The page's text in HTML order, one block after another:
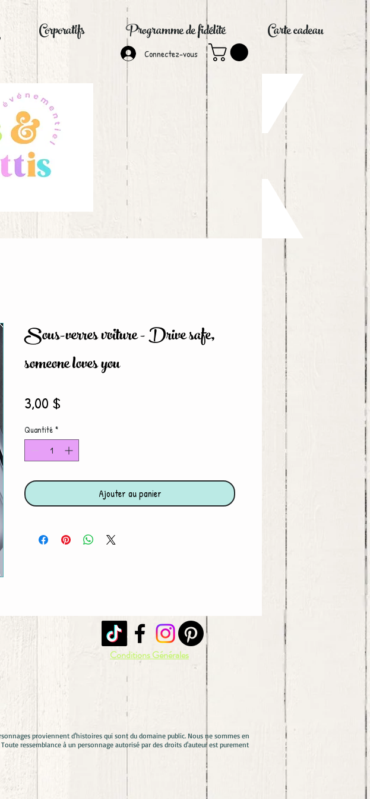
Corporatifs Programme de fidélité Carte cadeau
Connectez-vous
Sous-verres voiture - Drive safe,
someone loves you
3,00 $
Quantité *
Ajouter au panier
Conditions Générales
proviennent d'histoires qui sont du domaine public. Nous ne sommes en
ressemblance à un personnage autorisé par des droits d'auteur est purement